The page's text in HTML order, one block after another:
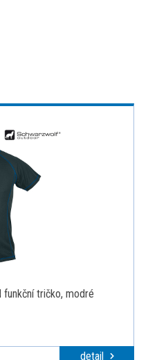
funkční tričko, modré
detail